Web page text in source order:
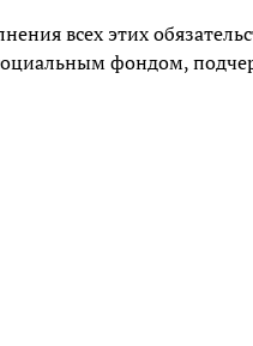
всех этих
фондом,